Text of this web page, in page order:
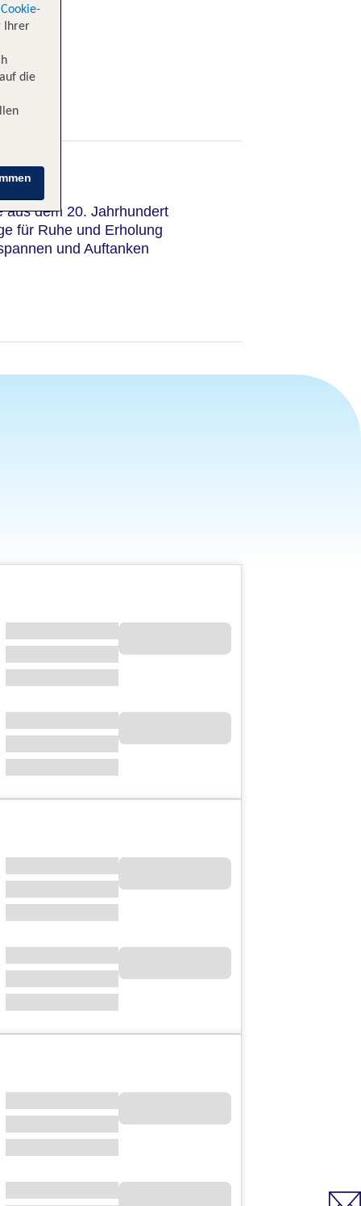
aus dem 20. Jahrhundert
für Ruhe und Erholung
und Auftanken
Ihrer
die